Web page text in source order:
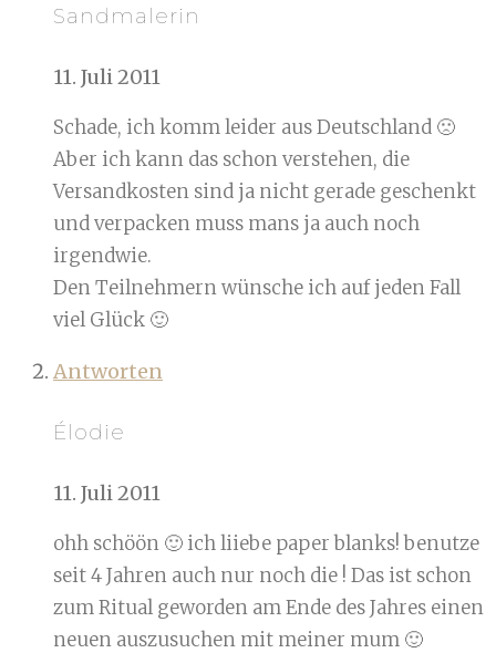
Sandmalerin
11. Juli 2011
Schade, ich komm leider aus Deutschland 🙁
Aber ich kann das schon verstehen, die
Versandkosten sind ja nicht gerade geschenkt
und verpacken muss mans ja auch noch
irgendwie.
Den Teilnehmern wünsche ich auf jeden Fall
viel Glück 🙂
Antworten
Élodie
11. Juli 2011
ohh schöön 🙂 ich liiebe paper blanks! benutze
seit 4 Jahren auch nur noch die ! Das ist schon
zum Ritual geworden am Ende des Jahres einen
neuen auszusuchen mit meiner mum 🙂